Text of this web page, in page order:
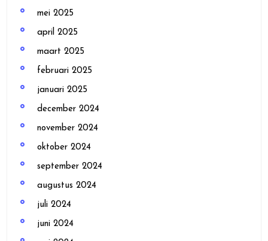
mei 2025
april 2025
maart 2025
februari 2025
januari 2025
december 2024
november 2024
oktober 2024
september 2024
augustus 2024
juli 2024
juni 2024